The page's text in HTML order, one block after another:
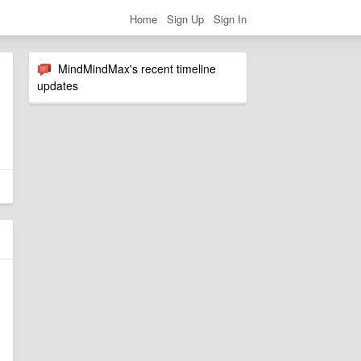
Home Sign Up Sign In
MindMindMax's recent timeline
updates